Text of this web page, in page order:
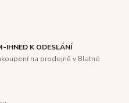
IHNED K ODESLÁNÍ
na prodejně v Blatné